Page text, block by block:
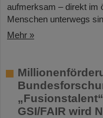
aufmerksam – direkt im
Menschen unterwegs
Mehr »
GSI/FAIR wird